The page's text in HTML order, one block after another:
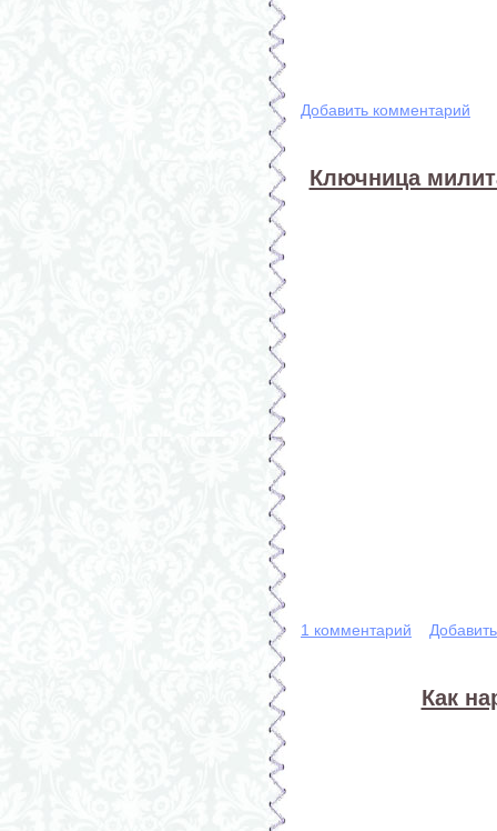
Добавить комментарий
Ключница
1 комментарий
Как